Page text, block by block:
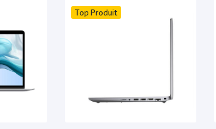
Top Produit